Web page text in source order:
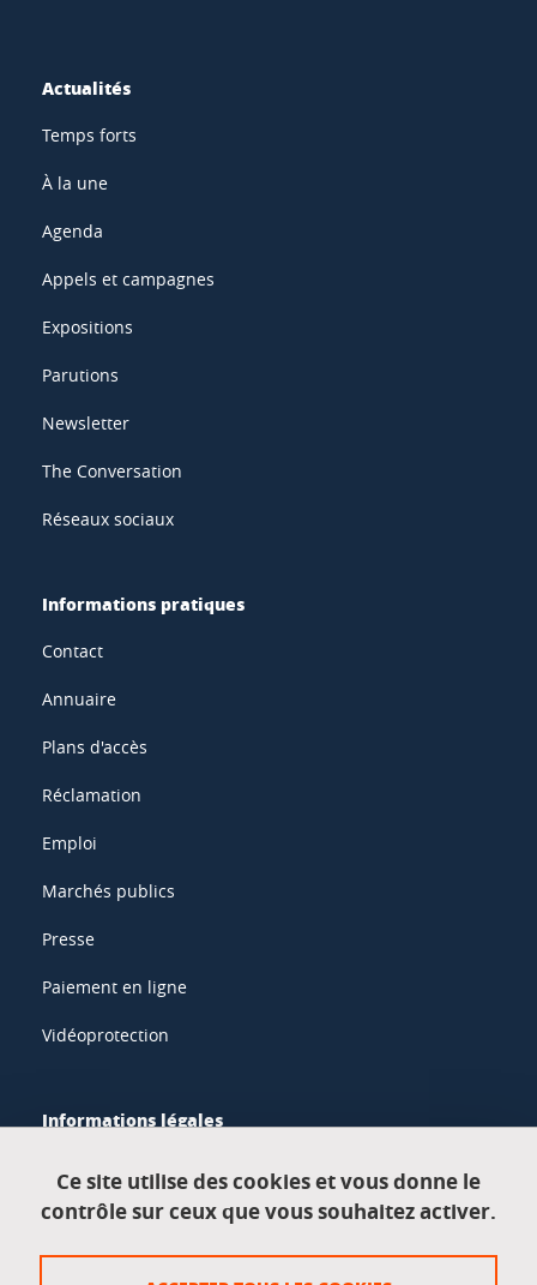
Actualités
Temps forts
À la une
Agenda
Appels et campagnes
Expositions
Parutions
Newsletter
The Conversation
Réseaux sociaux
Informations pratiques
Contact
Annuaire
Plans d'accès
Réclamation
Emploi
Marchés publics
Presse
Paiement en ligne
Vidéoprotection
Informations légales
Données personnelles
Crédits
Ce site utilise des cookies et vous donne le
contrôle sur ceux que vous souhaitez activer.